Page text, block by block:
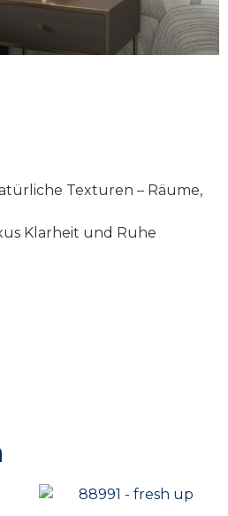
Texturen – Räume,
Klarheit und Ruhe